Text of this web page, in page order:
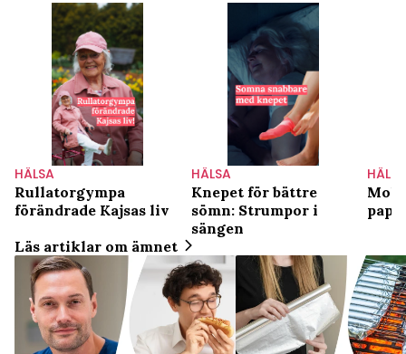
HÄLSA
Rullatorgympa
förändrade Kajsas liv
HÄLSA
Knepet för bättre
sömn: Strumpor i
sängen
Läs artiklar om ämnet